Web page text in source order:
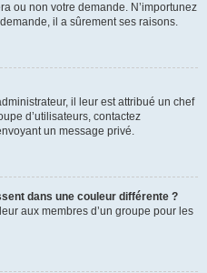
ou non votre demande. N’importunez
il a sûrement ses raisons.
il leur est attribué un chef
d’utilisateurs, contactez
un message privé.
dans une couleur différente ?
aux membres d’un groupe pour les